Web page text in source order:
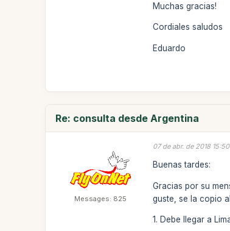
Muchas gracias!
Cordiales saludos
Eduardo
Re: consulta desde Argentina
Messages: 825
07 de abr. de 2018 15:50
Buenas tardes:
Gracias por su
guste, se la copio
1. Debe llegar a